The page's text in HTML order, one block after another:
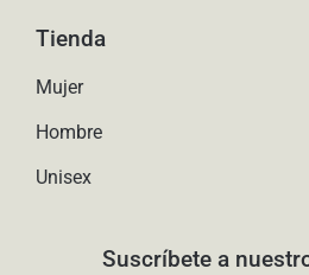
Tienda
Mujer
Hombre
Unisex
Suscríbete a